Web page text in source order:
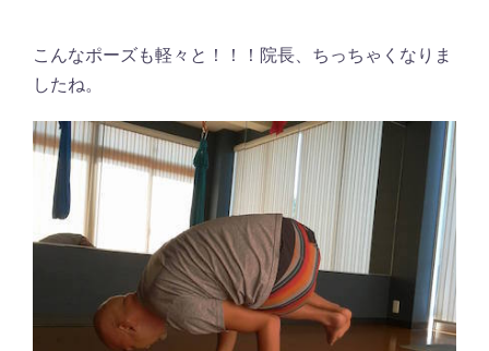
こんなポーズも軽々と！！！院長、ちっちゃくなりま
したね。